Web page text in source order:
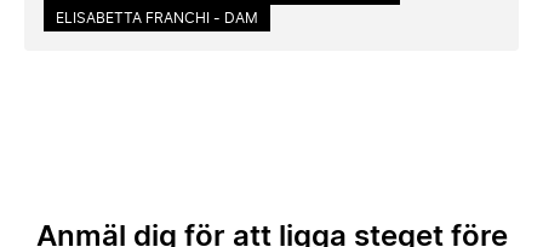
ELISABETTA FRANCHI - DAM
Anmäl dig för att ligga steget före